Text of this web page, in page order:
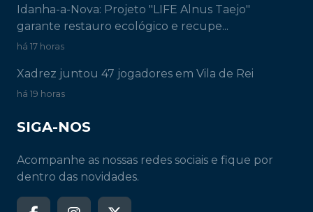
Idanha-a-Nova: Projeto "LIFE Alnus Taejo"
garante restauro ecológico e recupe...
há 17 horas
Xadrez juntou 47 jogadores em Vila de Rei
há 19 horas
SIGA-NOS
Acompanhe as nossas redes sociais e fique por
dentro das novidades.